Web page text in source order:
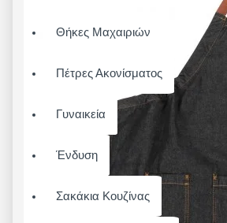
Θήκες Μαχαιριών
Πέτρες Ακονίσματος
Γυναικεία
Ένδυση
Σακάκια Κουζίνας